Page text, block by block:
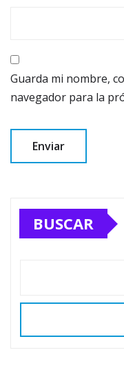
Guarda mi nombre,
navegador para la
BUSCAR